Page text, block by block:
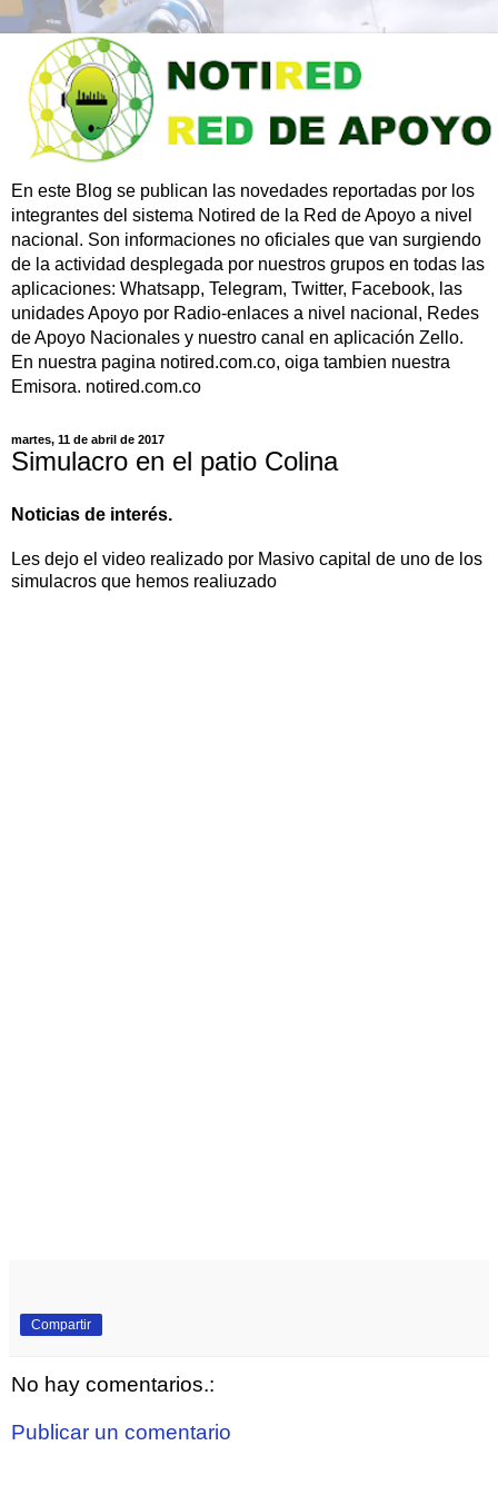
En este Blog se publican las novedades reportadas por los
integrantes del sistema Notired de la Red de Apoyo a nivel
nacional. Son informaciones no oficiales que van surgiendo
de la actividad desplegada por nuestros grupos en todas las
aplicaciones: Whatsapp, Telegram, Twitter, Facebook, las
unidades Apoyo por Radio-enlaces a nivel nacional, Redes
de Apoyo Nacionales y nuestro canal en aplicación Zello.
En nuestra pagina notired.com.co, oiga tambien nuestra
Emisora. notired.com.co
martes, 11 de abril de 2017
Simulacro en el patio Colina
Noticias de interés.
Les dejo el video realizado por Masivo capital de uno de los
simulacros que hemos realiuzado
Compartir
No hay comentarios.:
Publicar un comentario